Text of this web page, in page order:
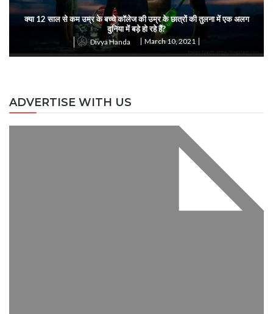
क्या 12 साल से कम उम्र के बच्चे कॉलेज की उम्र के छात्रों की तुलना में एक अलग
दुनिया में बड़े हो रहे हैं?
Divya Handa March 10, 2021
ADVERTISE WITH US